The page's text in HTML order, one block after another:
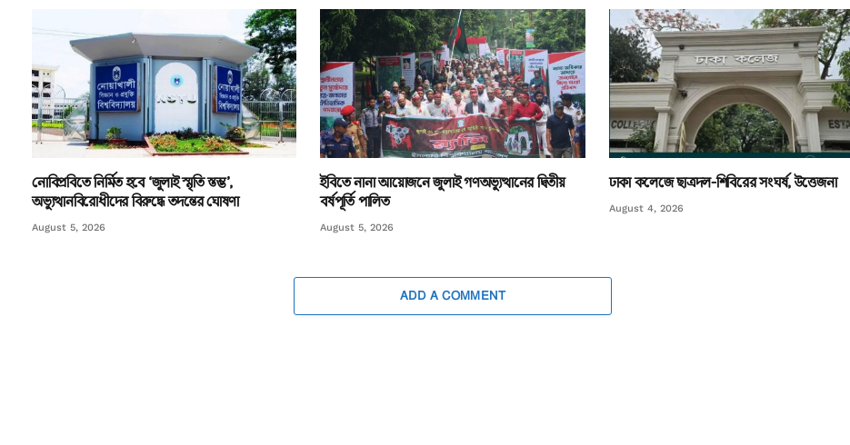
নোবিপ্রবিতে নির্মিত হবে ‘জুলাই স্মৃতি স্তম্ভ’,
অভ্যুত্থানবিরোধীদের বিরুদ্ধে তদন্তের ঘোষণা
August 5, 2026
ইবিতে নানা আয়োজনে জুলাই গণঅভ্যুত্থানের দ্বিতীয়
বর্ষপূর্তি পালিত
August 5, 2026
ঢাকা কলেজে ছাত্রদল-শিবিরের সংঘর্ষ, উত্তেজনা
August 4, 2026
ADD A COMMENT